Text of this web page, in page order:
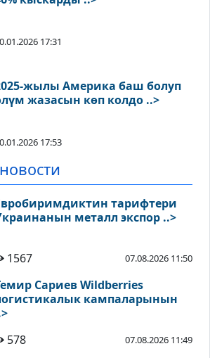
17:31
жылы Америка баш болуп
жазасын көп колдо ..>
17:53
тарифтери
металл экспор ..>
1567 07.08.2026 11:50
Сариев Wildberries
кампаларынын
578
07.08.2026 11:49